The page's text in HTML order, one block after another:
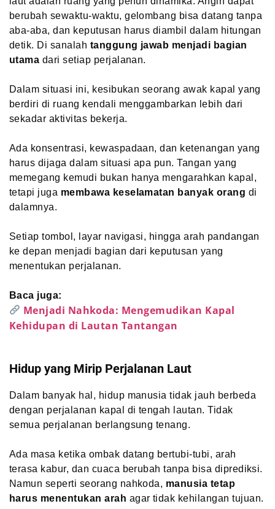
berubah sewaktu-waktu, gelombang bisa datang tanpa
aba-aba, dan keputusan harus diambil dalam hitungan
detik. Di sanalah tanggung jawab menjadi bagian
utama dari setiap perjalanan.
Dalam situasi ini, kesibukan seorang awak kapal yang
berdiri di ruang kendali menggambarkan lebih dari
sekadar aktivitas bekerja.
Ada konsentrasi, kewaspadaan, dan ketenangan yang
harus dijaga dalam situasi apa pun. Tangan yang
memegang kemudi bukan hanya mengarahkan kapal,
tetapi juga membawa keselamatan banyak orang di
dalamnya.
Setiap tombol, layar navigasi, hingga arah pandangan
ke depan menjadi bagian dari keputusan yang
menentukan perjalanan.
Baca juga:
Menjadi Nahkoda: Mengemudikan Kapal
Kehidupan di Lautan Tantangan
Hidup yang Mirip Perjalanan Laut
Dalam banyak hal, hidup manusia tidak jauh berbeda
dengan perjalanan kapal di tengah lautan. Tidak
semua perjalanan berlangsung tenang.
Ada masa ketika ombak datang bertubi-tubi, arah
terasa kabur, dan cuaca berubah tanpa bisa diprediksi.
Namun seperti seorang nahkoda, manusia tetap
harus menentukan arah agar tidak kehilangan tujuan.